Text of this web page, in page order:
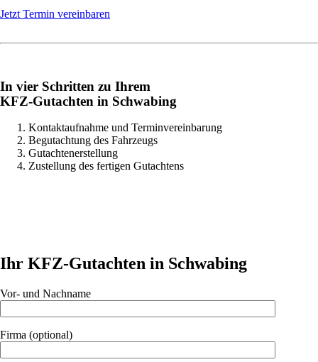
Jetzt Termin vereinbaren
In vier Schritten zu Ihrem
KFZ-Gutachten in Schwabing
Kontaktaufnahme und Terminvereinbarung
Begutachtung des Fahrzeugs
Gutachtenerstellung
Zustellung des fertigen Gutachtens
Ihr KFZ-Gutachten in Schwabing
Vor- und Nachname
Firma (optional)